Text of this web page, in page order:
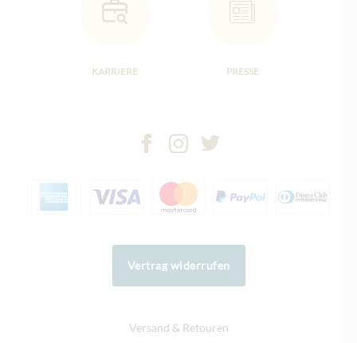
KARRIERE PRESSE
Vertrag widerrufen
Versand & Retouren